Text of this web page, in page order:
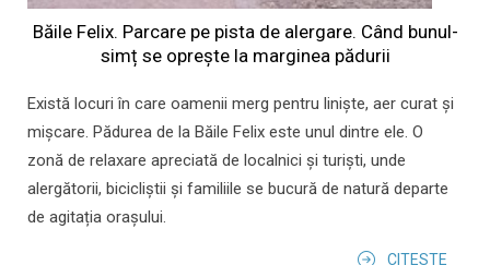
Băile Felix. Parcare pe pista de alergare. Când bunul-
simț se oprește la marginea pădurii
Există locuri în care oamenii merg pentru liniște, aer curat și
mișcare. Pădurea de la Băile Felix este unul dintre ele. O
zonă de relaxare apreciată de localnici și turiști, unde
alergătorii, bicicliștii și familiile se bucură de natură departe
de agitația orașului.
CITESTE